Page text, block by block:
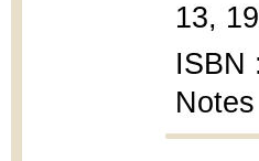
13,
ISBN